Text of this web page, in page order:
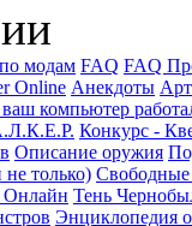
модам FAQ FAQ
Online Анекдоты
компьютер
Конкурс -
Описание оружия
только)
Онлайн Тень
Энциклопедия